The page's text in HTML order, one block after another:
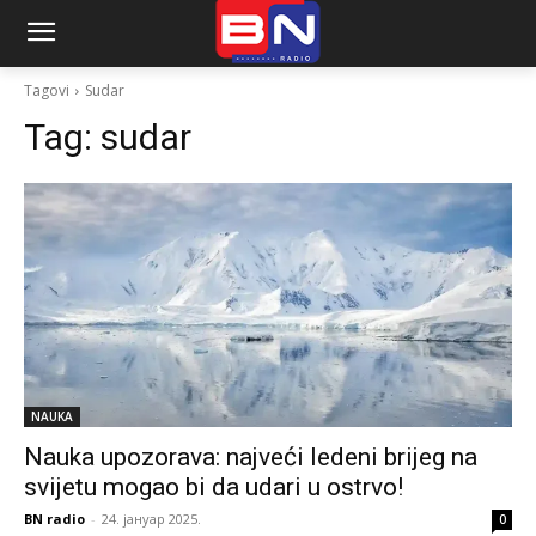
Tagovi Sudar
Tag: sudar
NAUKA
Nauka upozorava: najveći ledeni brijeg na
svijetu mogao bi da udari u ostrvo!
BN radio - 24. јануар 2025. 0